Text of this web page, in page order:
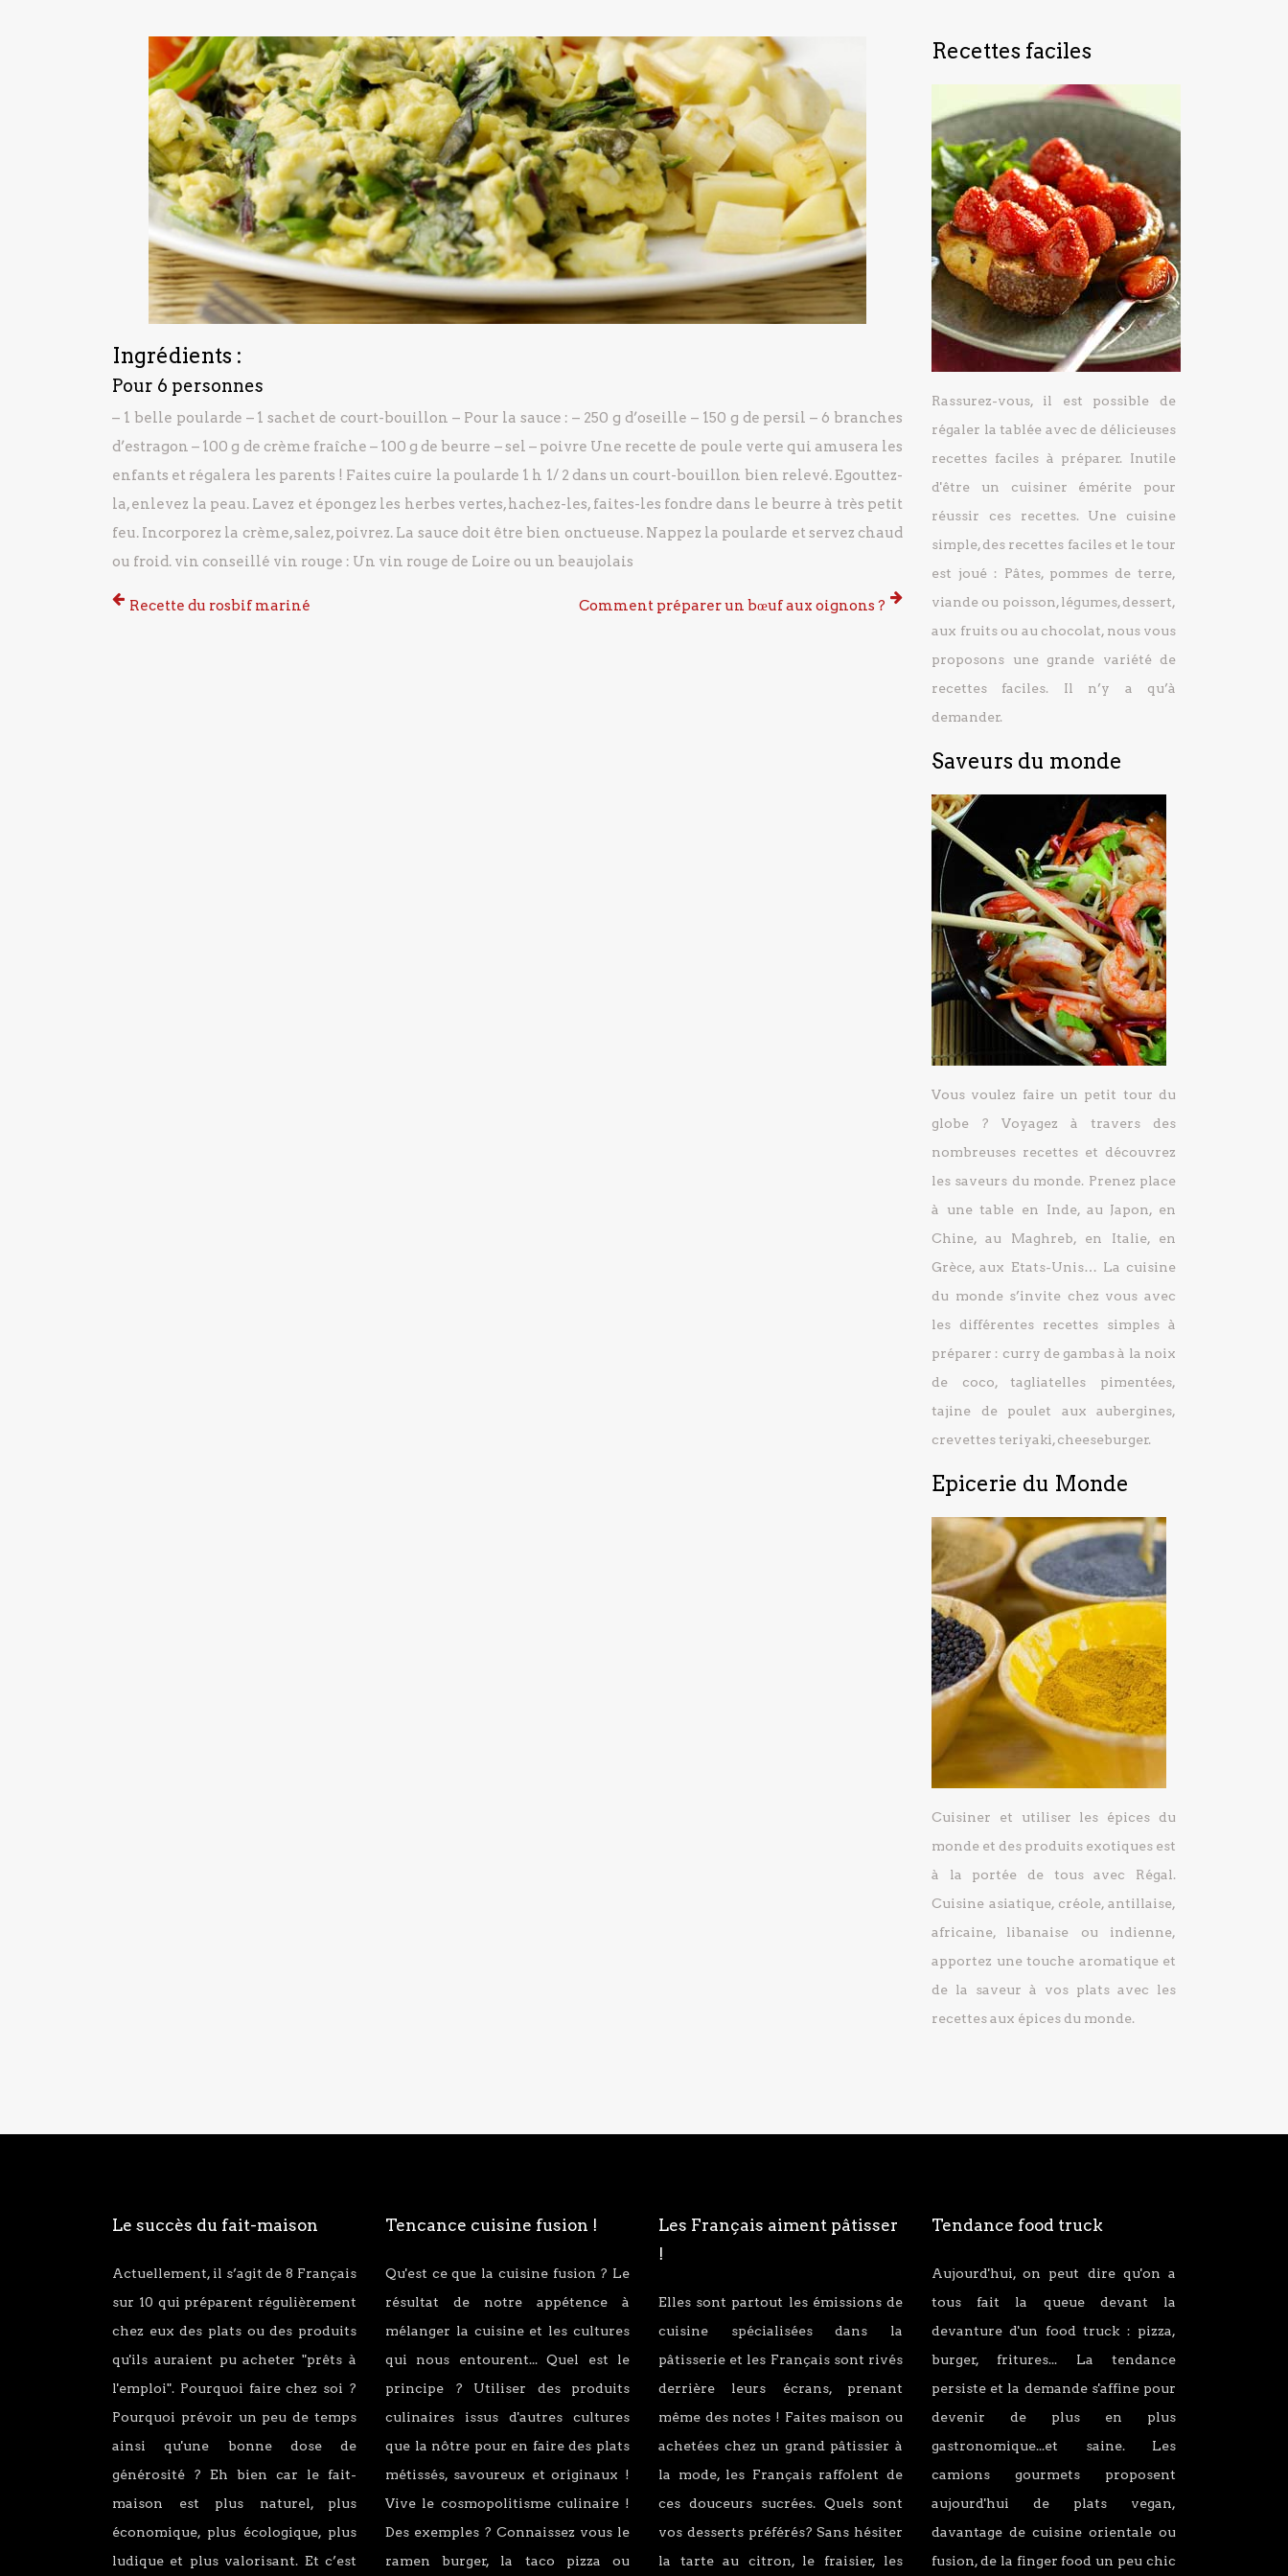
Ingrédients :
Pour 6 personnes
– 1 belle poularde – 1 sachet de court-bouillon – Pour la sauce : – 250 g d’oseille – 150 g de persil – 6 branches
d’estragon – 100 g de crème fraîche – 100 g de beurre – sel – poivre Une recette de poule verte qui amusera les
enfants et régalera les parents ! Faites cuire la poularde 1 h 1/ 2 dans un court-bouillon bien relevé.Egouttez-
la, enlevez la peau. Lavez et épongez les herbes vertes, hachez-les, faites-les fondre dans le beurre à très petit
feu. Incorporez la crème, salez, poivrez. La sauce doit être bien onctueuse.Nappez la poularde et servez chaud
ou froid. vin conseillé vin rouge : Un vin rouge de Loire ou un beaujolais
Recette du rosbif mariné Comment préparer un bœuf aux oignons ?
Recettes faciles
Rassurez-vous, il est possible de
régaler la tablée avec de délicieuses
recettes faciles à préparer. Inutile
d'être un cuisiner émérite pour
réussir ces recettes. Une cuisine
simple, des recettes faciles et le tour
est joué : Pâtes, pommes de terre,
viande ou poisson, légumes, dessert,
aux fruits ou au chocolat, nous vous
proposons une grande variété de
recettes faciles. Il n’y a qu’à
demander.
Saveurs du monde
Vous voulez faire un petit tour du
globe ? Voyagez à travers des
nombreuses recettes et découvrez
les saveurs du monde. Prenez place
à une table en Inde, au Japon, en
Chine, au Maghreb, en Italie, en
Grèce, aux Etats-Unis… La cuisine
du monde s’invite chez vous avec
les différentes recettes simples à
préparer : curry de gambas à la noix
de coco, tagliatelles pimentées,
tajine de poulet aux aubergines,
crevettes teriyaki, cheeseburger.
Epicerie du Monde
Cuisiner et utiliser les épices du
monde et des produits exotiques est
à la portée de tous avec Régal.
Cuisine asiatique, créole, antillaise,
africaine, libanaise ou indienne,
apportez une touche aromatique et
de la saveur à vos plats avec les
recettes aux épices du monde.
Le succès du fait-maison
Actuellement, il s’agit de 8 Français
sur 10 qui préparent régulièrement
chez eux des plats ou des produits
qu'ils auraient pu acheter "prêts à
l'emploi". Pourquoi faire chez soi ?
Pourquoi prévoir un peu de temps
ainsi qu'une bonne dose de
générosité ? Eh bien car le fait-
maison est plus naturel, plus
économique, plus écologique, plus
ludique et plus valorisant. Et c’est
Tencance cuisine fusion !
Qu'est ce que la cuisine fusion ? Le
résultat de notre appétence à
mélanger la cuisine et les cultures
qui nous entourent... Quel est le
principe ? Utiliser des produits
culinaires issus d'autres cultures
que la nôtre pour en faire des plats
métissés, savoureux et originaux !
Vive le cosmopolitisme culinaire !
Des exemples ? Connaissez vous le
ramen burger, la taco pizza ou
Les Français aiment pâtisser
!
Elles sont partout les émissions de
cuisine spécialisées dans la
pâtisserie et les Français sont rivés
derrière leurs écrans, prenant
même des notes ! Faites maison ou
achetées chez un grand pâtissier à
la mode, les Français raffolent de
ces douceurs sucrées. Quels sont
vos desserts préférés? Sans hésiter
la tarte au citron, le fraisier, les
Tendance food truck
Aujourd'hui, on peut dire qu'on a
tous fait la queue devant la
devanture d'un food truck : pizza,
burger, fritures... La tendance
persiste et la demande s'affine pour
devenir de plus en plus
gastronomique...et saine. Les
camions gourmets proposent
aujourd'hui de plats vegan,
davantage de cuisine orientale ou
fusion, de la finger food un peu chic